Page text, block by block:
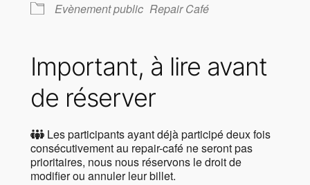
Evènement public Repair Café
Important, à lire avant
de réserver
Les participants ayant déjà participé deux fois
consécutivement au repair-café ne seront pas
prioritaires, nous nous réservons le droit de
modifier ou annuler leur billet.